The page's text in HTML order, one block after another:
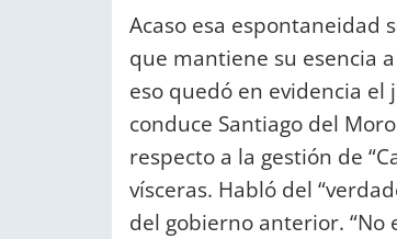
Acaso esa espontaneidad
que mantiene su esencia
eso quedó en evidencia el
conduce Santiago del
respecto a la gestión de
vísceras. Habló del
del gobierno anterior.